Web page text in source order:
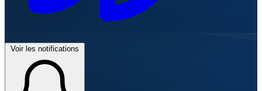
Voir les notifications